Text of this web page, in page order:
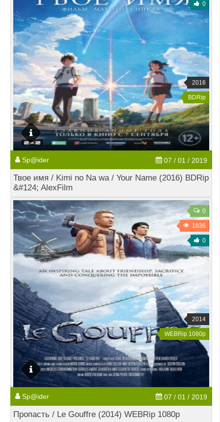
0
2016
BDRip
Sp@ider 07 / 01 / 2019
Твое имя / Kimi no Na wa / Your Name (2016) BDRip
&#124; AlexFilm
0
1836
0
2014
WEBRip 1080p
Sp@ider 07 / 01 / 2019
Пропасть / Le Gouffre (2014) WEBRip 1080p